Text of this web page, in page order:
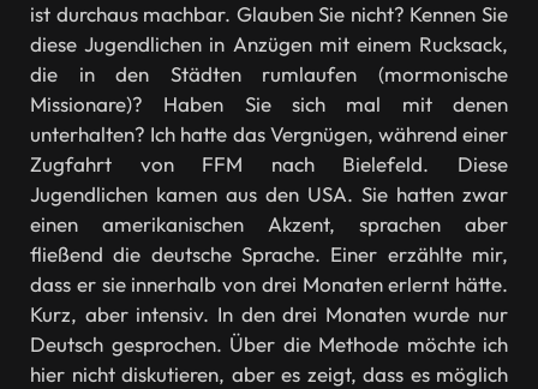
ist durchaus machbar. Glauben Sie nicht? Kennen Sie
diese Jugendlichen in Anzügen mit einem Rucksack,
die in den Städten rumlaufen (mormonische
Missionare)? Haben Sie sich mal mit denen
unterhalten? Ich hatte das Vergnügen, während einer
Zugfahrt von FFM nach Bielefeld. Diese
Jugendlichen kamen aus den USA. Sie hatten zwar
einen amerikanischen Akzent, sprachen aber
fließend die deutsche Sprache. Einer erzählte mir,
dass er sie innerhalb von drei Monaten erlernt hätte.
Kurz, aber intensiv. In den drei Monaten wurde nur
Deutsch gesprochen. Über die Methode möchte ich
hier nicht diskutieren, aber es zeigt, dass es möglich